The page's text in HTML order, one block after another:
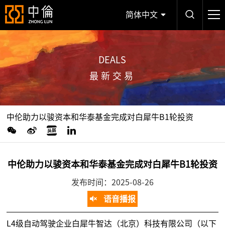
简体中文
DEALS
最新交易
中伦助力以骏资本和华泰基金完成对白犀牛B1轮投资
中伦助力以骏资本和华泰基金完成对白犀牛B1轮投资
发布时间：2025-08-26
语音播报
L4级自动驾驶企业白犀牛智达（北京）科技有限公司（以下